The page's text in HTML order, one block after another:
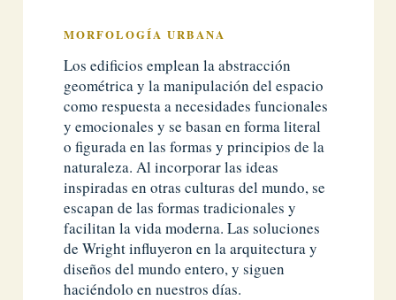
MORFOLOGÍA URBANA
Los edificios emplean la abstracción
geométrica y la manipulación del espacio
como respuesta a necesidades funcionales
y emocionales y se basan en forma literal
o figurada en las formas y principios de la
naturaleza. Al incorporar las ideas
inspiradas en otras culturas del mundo, se
escapan de las formas tradicionales y
facilitan la vida moderna. Las soluciones
de Wright influyeron en la arquitectura y
diseños del mundo entero, y siguen
haciéndolo en nuestros días.